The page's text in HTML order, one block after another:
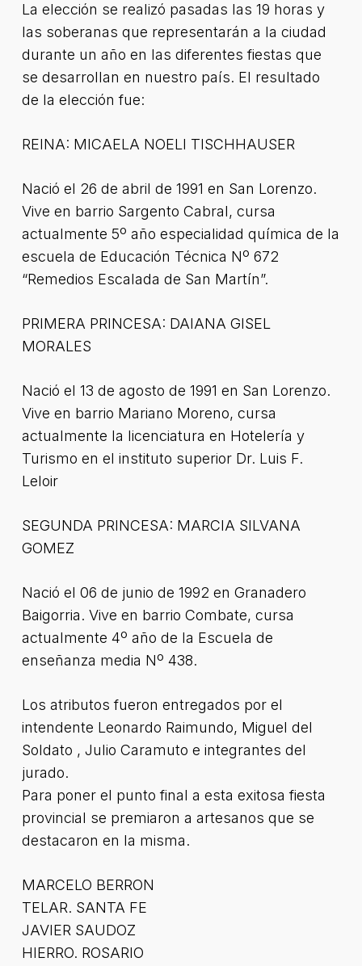
La elección se realizó pasadas las 19 horas y
las soberanas que representarán a la ciudad
durante un año en las diferentes fiestas que
se desarrollan en nuestro país. El resultado
de la elección fue:
REINA: MICAELA NOELI TISCHHAUSER
Nació el 26 de abril de 1991 en San Lorenzo.
Vive en barrio Sargento Cabral, cursa
actualmente 5º año especialidad química de la
escuela de Educación Técnica Nº 672
“Remedios Escalada de San Martín”.
PRIMERA PRINCESA: DAIANA GISEL
MORALES
Nació el 13 de agosto de 1991 en San Lorenzo.
Vive en barrio Mariano Moreno, cursa
actualmente la licenciatura en Hotelería y
Turismo en el instituto superior Dr. Luis F.
Leloir
SEGUNDA PRINCESA: MARCIA SILVANA
GOMEZ
Nació el 06 de junio de 1992 en Granadero
Baigorria. Vive en barrio Combate, cursa
actualmente 4º año de la Escuela de
enseñanza media Nº 438.
Los atributos fueron entregados por el
intendente Leonardo Raimundo, Miguel del
Soldato , Julio Caramuto e integrantes del
jurado.
Para poner el punto final a esta exitosa fiesta
provincial se premiaron a artesanos que se
destacaron en la misma.
MARCELO BERRON
TELAR. SANTA FE
JAVIER SAUDOZ
HIERRO. ROSARIO